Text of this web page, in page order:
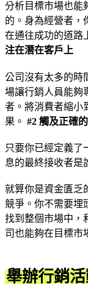
分析目標市場也能
的。身為經營者，
在通往成功的道路
注在潛在客戶上
公司沒有太多的時
場讓行銷人員能夠
者。將消費者縮小
果。 #2 觸及正確
只要你已經定義了
息的最終接收者是
就算你是資金匱乏
競爭。你不需要埋
找到整個市場中，
司也能夠在目標市
舉辦行銷